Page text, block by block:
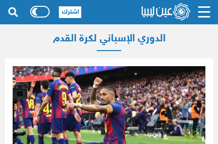
الدوري الإسباني لكرة القدم
اشترك